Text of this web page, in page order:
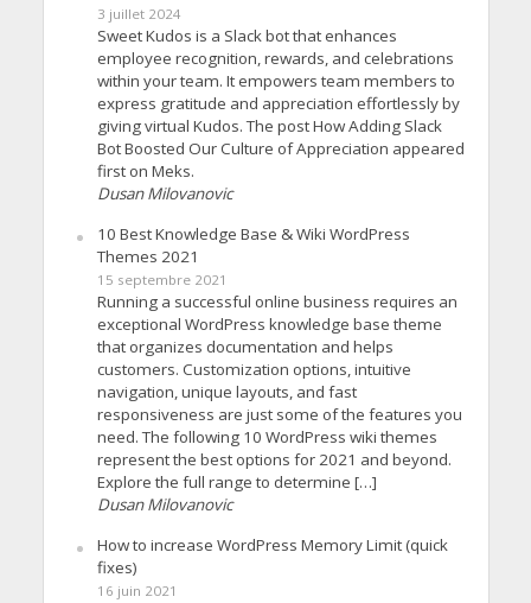
3 juillet 2024
Sweet Kudos is a Slack bot that enhances
employee recognition, rewards, and celebrations
within your team. It empowers team members to
express gratitude and appreciation effortlessly by
giving virtual Kudos. The post How Adding Slack
Bot Boosted Our Culture of Appreciation appeared
first on Meks.
Dusan Milovanovic
10 Best Knowledge Base & Wiki WordPress
Themes 2021
15 septembre 2021
Running a successful online business requires an
exceptional WordPress knowledge base theme
that organizes documentation and helps
customers. Customization options, intuitive
navigation, unique layouts, and fast
responsiveness are just some of the features you
need. The following 10 WordPress wiki themes
represent the best options for 2021 and beyond.
Explore the full range to determine […]
Dusan Milovanovic
How to increase WordPress Memory Limit (quick
fixes)
16 juin 2021